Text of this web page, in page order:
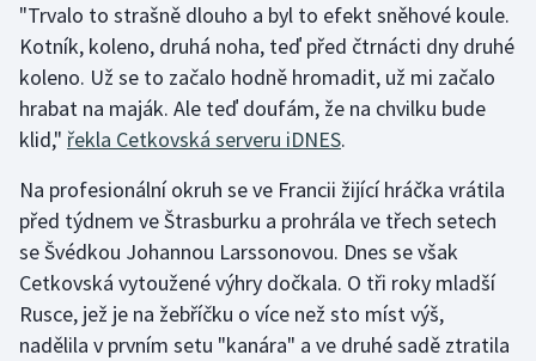
Jezdectví
Judo
Krasobruslení
Lezení
Lyže a snowboard
Moderní pětiboj
"Trvalo to strašně dlouho a byl to efekt sněhové koule.
Kotník, koleno, druhá noha, teď před čtrnácti dny druhé
koleno. Už se to začalo hodně hromadit, už mi začalo
hrabat na maják. Ale teď doufám, že na chvilku bude
klid," řekla Cetkovská serveru iDNES.
Na profesionální okruh se ve Francii žijící hráčka vrátila
před týdnem ve Štrasburku a prohrála ve třech setech
se Švédkou Johannou Larssonovou. Dnes se však
Cetkovská vytoužené výhry dočkala. O tři roky mladší
Rusce, jež je na žebříčku o více než sto míst výš,
nadělila v prvním setu "kanára" a ve druhé sadě ztratila